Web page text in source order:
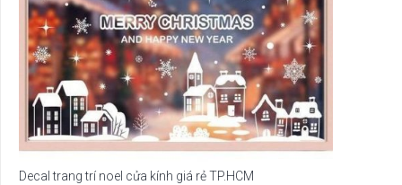
Decal trang trí noel cửa kính giá rẻ TP.HCM